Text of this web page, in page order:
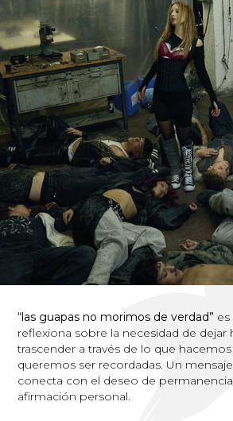
“las guapas no morimos de verdad”
reflexiona sobre la necesidad de dejar
trascender a través de lo que
queremos ser recordadas. Un
conecta con el deseo de
afirmación personal.